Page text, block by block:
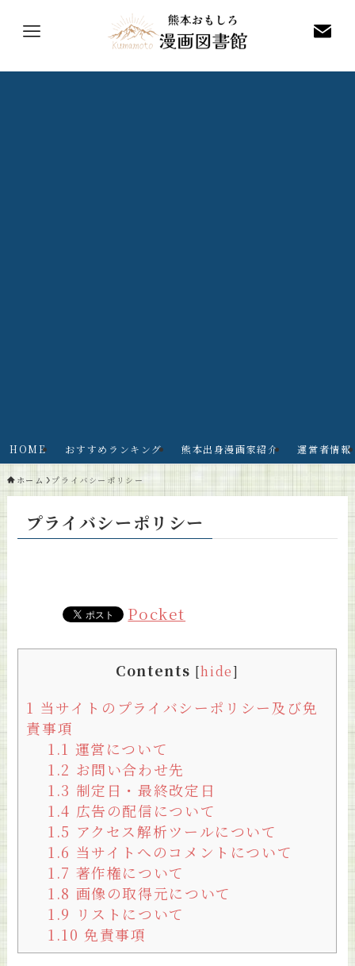
HOME おすすめランキング 熊本出身漫画家紹介 運営者情報
ホーム プライバシーポリシー
プライバシーポリシー
Pocket
Contents [hide]
1 当サイトのプライバシーポリシー及び免
責事項
1.1 運営について
1.2 お問い合わせ先
1.3 制定日・最終改定日
1.4 広告の配信について
1.5 アクセス解析ツールについて
1.6 当サイトへのコメントについて
1.7 著作権について
1.8 画像の取得元について
1.9 リストについて
1.10 免責事項